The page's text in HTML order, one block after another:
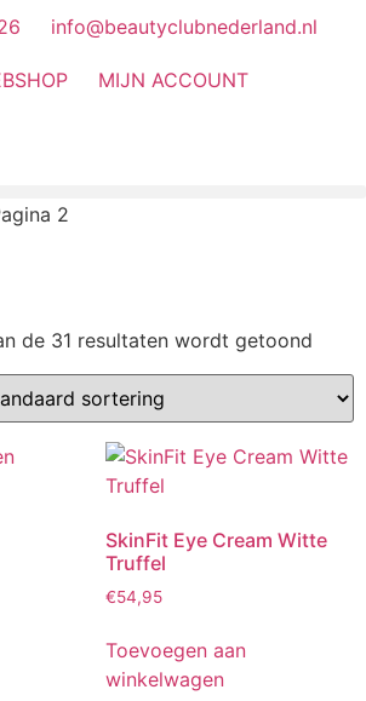
info@beautyclubnederland.nl
MIJN ACCOUNT
2
de 31 resultaten wordt getoond
SkinFit Eye Cream Witte
Truffel
€54,95
Toevoegen aan
winkelwagen